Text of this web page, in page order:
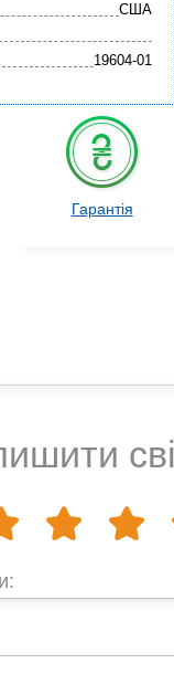
США
19604-01
Гарантія